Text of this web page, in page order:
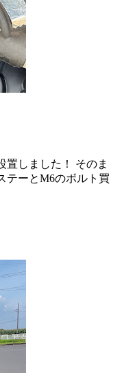
置しました！ そのま
テーとM6のボルト買